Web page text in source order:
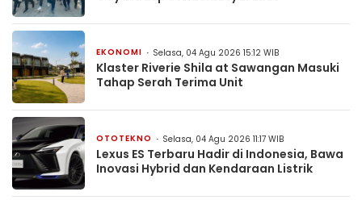
EKONOMI Selasa, 04 Agu 2026 15:12 WIB
Klaster Riverie Shila at Sawangan Masuki
Tahap Serah Terima Unit
OTOTEKNO Selasa, 04 Agu 2026 11:17 WIB
Lexus ES Terbaru Hadir di Indonesia, Bawa
Inovasi Hybrid dan Kendaraan Listrik